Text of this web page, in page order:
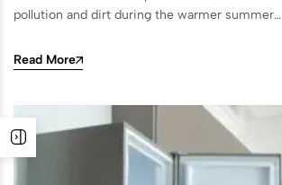
pollution and dirt during the warmer summer…
Read More